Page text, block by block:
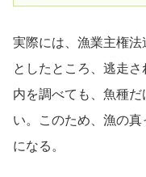
実際には、漁業主権法
としたところ、逃走
内を調べても、魚種
い。このため、漁の
になる。